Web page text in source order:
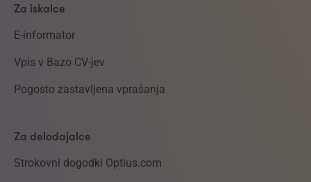
Za iskalce
E-informator
Vpis v Bazo CV-jev
Pogosto zastavljena vprašanja
Za delodajalce
Strokovni dogodki Optius.com